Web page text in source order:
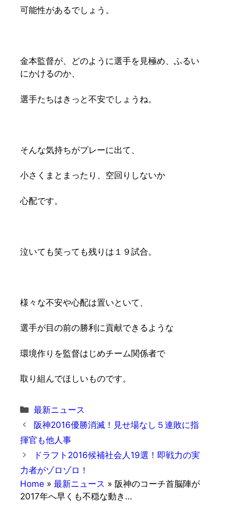
可能性があるでしょう。
金本監督が、どのように選手を見極め、ふるい
にかけるのか、
選手たちはきっと不安でしょうね。
そんな気持ちがプレーに出て、
小さくまとまったり、空回りしないか
心配です。
泣いても笑っても残りは１９試合。
様々な不安や心配は置いといて、
選手が目の前の勝利に貢献できるような
環境作りを監督はじめチーム関係者で
取り組んでほしいものです。
カ
テ
リ
ー
最新ニュース
阪神2016優勝消滅！見せ場なし５連敗に指
揮官も他人事
ドラフト2016候補社会人19選！即戦力の実
力者がゾロゾロ！
Home » 最新ニュース » 阪神のコーチ首脳陣が
2017年へ早くも不穏な動き…